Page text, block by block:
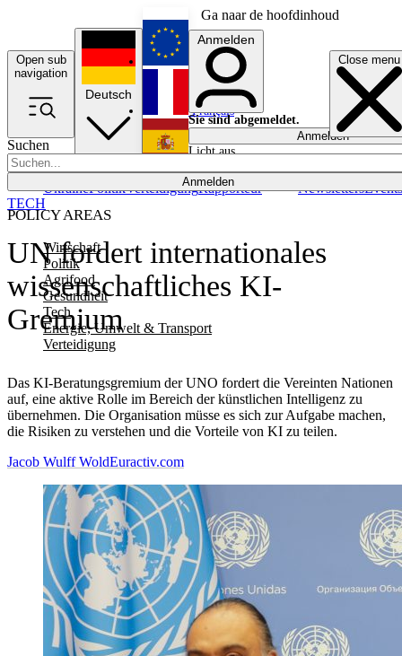
Ga naar de hoofdinhoud
Open sub
navigation
Close menu
Suchen
Anmelden
POLICY AREAS
Wirtschaft
Politik
Agrifood
Gesundheit
Tech
Energie, Umwelt & Transport
Verteidigung
UkrainePolitikVerteidigungRapporteur NewslettersEvents
Deutsch
English
Français
Anmelden
Sie sind abgemeldet.
Anmelden
Licht aus
UN fordert internationales
wissenschaftliches KI-
Gremium
Das KI-Beratungsgremium der UNO fordert die Vereinten Nationen
auf, eine aktive Rolle im Bereich der künstlichen Intelligenz zu
übernehmen. Die Organisation müsse es sich zur Aufgabe machen,
die Risiken zu verstehen und die Vorteile von KI zu teilen.
TECH
Jacob Wulff WoldEuractiv.com